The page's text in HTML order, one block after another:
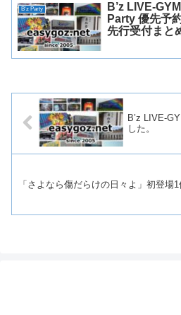
B'z Party
B’z LIVE-
Party 優先予
先行受付まと
B’z LIVE-
した。
「さよなら傷だらけの日々よ」初登場1